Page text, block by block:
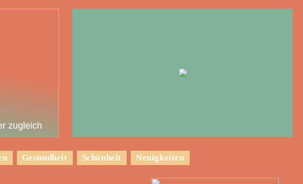
zugleich
Gesundheit Schönheit Neuigkeiten